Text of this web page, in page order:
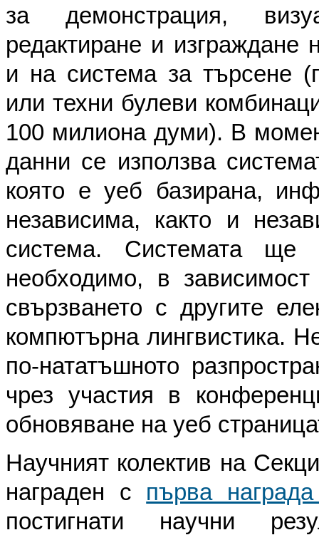
за демонстрация,
редактиране и изграждане
и на система за търсене
или техни булеви
100 милиона думи). В
данни се използва
която е уеб базирана,
независима, както и
система. Системата ще
необходимо, в
свързването с другите
компютърна лингвистика.
по-нататъшното
чрез участия в
обновяване на уеб
Научният колектив на
награден с първа
постигнати научни